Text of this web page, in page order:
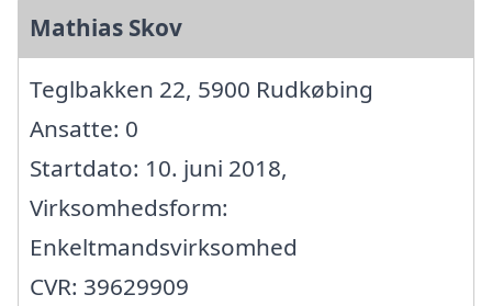
Mathias Skov
Teglbakken 22, 5900 Rudkøbing
Ansatte: 0
Startdato: 10. juni 2018,
Virksomhedsform:
Enkeltmandsvirksomhed
CVR: 39629909